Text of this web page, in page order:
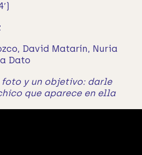
David Matarín, Nuria
Dato
foto y un objetivo: darle
que aparece en ella